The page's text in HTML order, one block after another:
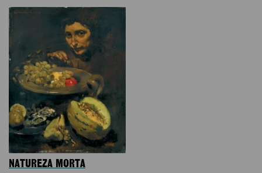
NATUREZA MORTA